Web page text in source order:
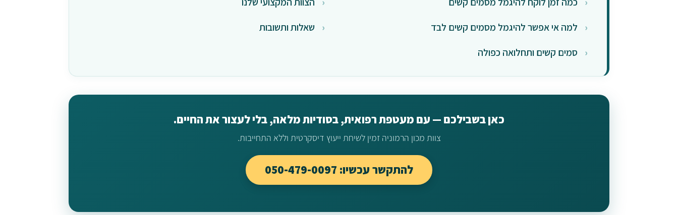
למה אי אפשר להיגמל מסמים קשים לבד
סמים קשים ותחלואה כפולה
שאלות ותשובות
כאן בשבילכם — עם מעטפת רפואית, בסודיות מלאה, בלי לעצור את החיים.
צוות מכון הרמוניה זמין לשיחת ייעוץ דיסקרטית וללא התחייבות.
להתקשר עכשיו: 050-479-0097